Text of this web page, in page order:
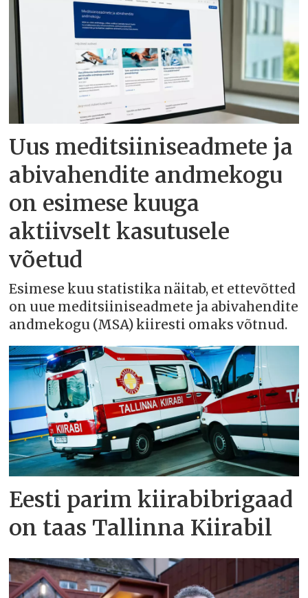
Uus meditsiiniseadmete ja
abivahendite andmekogu
on esimese kuuga
aktiivselt kasutusele
võetud
Esimese kuu statistika näitab, et ettevõtted
on uue meditsiiniseadmete ja abivahendite
andmekogu (MSA) kiiresti omaks võtnud.
Eesti parim kiirabibrigaad
on taas Tallinna Kiirabil